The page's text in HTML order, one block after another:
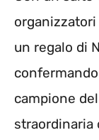
un regalo di
campione
straordinaria